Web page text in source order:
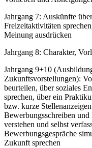
Jahrgang 7: Auskünfte
Freizeitaktivitäten
Meinung ausdrücken
Jahrgang 8: Charakter,
Jahrgang 9+10
Zukunftsvorstellungen):
beurteilen, über soziales
sprechen, über ein
bzw. kurze
Bewerbungsschreiben
verstehen und selbst
Bewerbungsgespräche
Zukunft sprechen